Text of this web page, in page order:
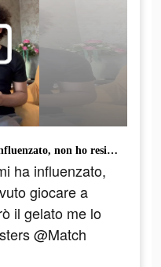
Mio cugino più piccolo mi ha influenzato, non ho resistito e ho dovuto giocare a Match Masters…poi però il gelato me lo ricompra lui! #matchmasters @Match Masters #adv
ha influenzato,
giocare a
il gelato me lo
@Match